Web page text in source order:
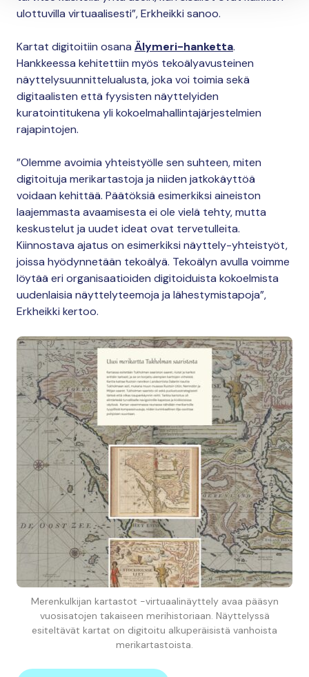
ulottuvilla virtuaalisesti”, Erkheikki sanoo.
Kartat digitoitiin osana Älymeri-hanketta.
Hankkeessa kehitettiin myös tekoälyavusteinen
näyttelysuunnittelualusta, joka voi toimia sekä
digitaalisten että fyysisten näyttelyiden
kuratointitukena yli kokoelmahallintajärjestelmien
rajapintojen.
”Olemme avoimia yhteistyölle sen suhteen, miten
digitoituja merikartastoja ja niiden jatkokäyttöä
voidaan kehittää. Päätöksiä esimerkiksi aineiston
laajemmasta avaamisesta ei ole vielä tehty, mutta
keskustelut ja uudet ideat ovat tervetulleita.
Kiinnostava ajatus on esimerkiksi näyttely-yhteistyöt,
joissa hyödynnetään tekoälyä. Tekoälyn avulla voimme
löytää eri organisaatioiden digitoiduista kokoelmista
uudenlaisia näyttelyteemoja ja lähestymistapoja”,
Erkheikki kertoo.
Merenkulkijan kartastot -virtuaalinäyttely avaa pääsyn
vuosisatojen takaiseen merihistoriaan. Näyttelyssä
esiteltävät kartat on digitoitu alkuperäisistä vanhoista
merikartastoista.